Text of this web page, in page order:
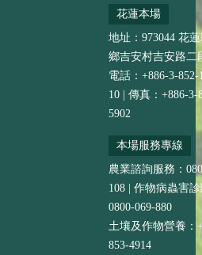
花蓮本場
地址：973044 花
鄉吉安村吉安路二
電話：+886-3-852-
10 | 傳真：+886-3-
5902
本場服務專線
農業諮詢服務：
108 | 作物病蟲害
0800-069-880
土壤及作物營養：
853-4914